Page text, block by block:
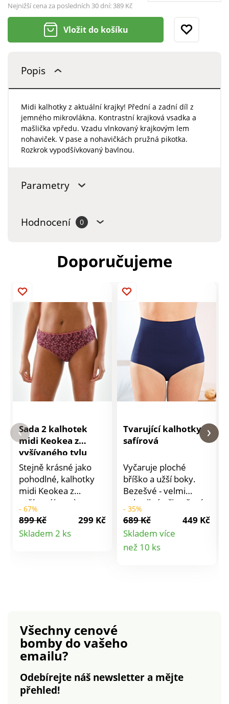
Nejnižší cena za posledních 30 dní:389 Kč
Vložit do košíku
Popis
Midi kalhotky z aktuální krajky! Přední a zadní díl z
jemného mikrovlákna. Kontrastní krajková vsadka a
mašlička vpředu. Vzadu vlnkovaný krajkovým lem
nohaviček. V pase a nohavičkách pružná pikotka.
Rozkrok vypodšívkovaný bavlnou.
Parametry
Hodnocení 0
Doporučujeme
Sada 2 kalhotek
midi Keokea z
vyšívaného tylu
Stejně krásné jako
pohodlné, kalhotky
midi Keokea z
vyšívaného tylu
nemají chybu. Přední
díl z tylu s kontrastní
výšivkou. Přední díl
Standard 100 podle
Oeko-Tex (n° CQ
1216 / 3). Tato
textilní výrobky, které
byly podrobeny
- 67%
899 Kč
299 Kč
Skladem 2 ks
Detail
Tvarující kalhotky,
safírová
Vyčaruje ploché
bříško a užší boky.
Bezešvé - velmi
pohodlné při nošení s
měkkým
zakončením, které
neškrtí.
- 35%
689 Kč
449 Kč
Skladem více
než 10 ks
Všechny cenové
bombydo vašeho
emailu?
Odebírejte náš newsletter a mějte
přehled!